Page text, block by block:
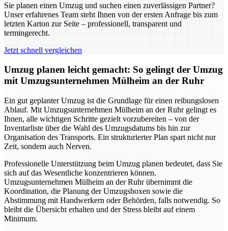
Sie planen einen Umzug und suchen einen zuverlässigen Partner?
Unser erfahrenes Team steht Ihnen von der ersten Anfrage bis zum
letzten Karton zur Seite – professionell, transparent und
termingerecht.
Jetzt schnell vergleichen
Umzug planen leicht gemacht: So gelingt der Umzug
mit Umzugsunternehmen Mülheim an der Ruhr
Ein gut geplanter Umzug ist die Grundlage für einen reibungslosen
Ablauf. Mit Umzugsunternehmen Mülheim an der Ruhr gelingt es
Ihnen, alle wichtigen Schritte gezielt vorzubereiten – von der
Inventarliste über die Wahl des Umzugsdatums bis hin zur
Organisation des Transports. Ein strukturierter Plan spart nicht nur
Zeit, sondern auch Nerven.
Professionelle Unterstützung beim Umzug planen bedeutet, dass Sie
sich auf das Wesentliche konzentrieren können.
Umzugsunternehmen Mülheim an der Ruhr übernimmt die
Koordination, die Planung der Umzugsboxen sowie die
Abstimmung mit Handwerkern oder Behörden, falls notwendig. So
bleibt die Übersicht erhalten und der Stress bleibt auf einem
Minimum.